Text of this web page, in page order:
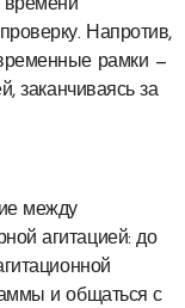
времени
Напротив,
рамки —
заканчиваясь за
между
агитацией: до
и общаться с